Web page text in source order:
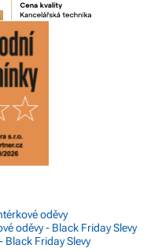
oděvy
oděvy - Black Friday Slevy
Black Friday Slevy